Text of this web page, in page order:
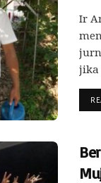
Ir
jika